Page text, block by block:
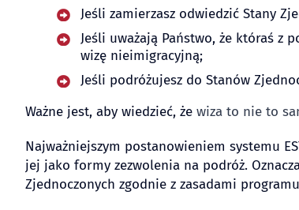
Jeśli zamierzasz odwiedzić Stany
Jeśli uważają Państwo, że któraś z
wizę nieimigracyjną;
Jeśli podróżujesz do Stanów
Ważne jest, aby wiedzieć, że wiza to nie to
Najważniejszym postanowieniem systemu
jej jako formy zezwolenia na podróż.
Zjednoczonych zgodnie z zasadami